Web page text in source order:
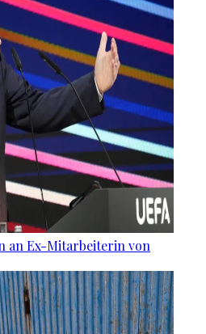
an Ex-Mitarbeiterin von